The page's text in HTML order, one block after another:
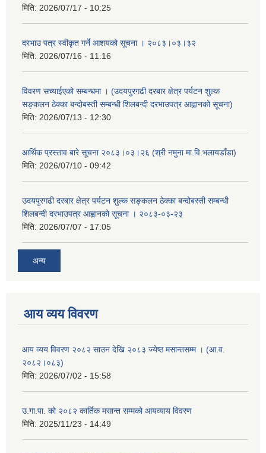
मिति: 2026/07/17 - 10:25
दरभाउ पत्र स्वीकृत गर्ने आशयको सूचना । २०८३।०३।३२
मिति: 2026/07/16 - 11:16
विवरण सच्याईएको सम्बन्धमा । (उदयपुरगढी दरबार क्षेत्र पर्यटन शुल्क
सङ्कलन ठेक्का बन्दोबस्ती सम्बन्धी शिलबन्दी दरभाउपत्र आह्वानको सूचना)
मिति: 2026/07/13 - 12:30
आर्थिक प्रस्ताव बारे सूचना २०८३।०३।२६ (श्री नमुना मा.वि.भलायडाँडा)
मिति: 2026/07/10 - 09:42
उदयपुरगढी दरबार क्षेत्र पर्यटन शुल्क सङ्कलन ठेक्का बन्दोबस्ती सम्बन्धी
शिलबन्दी दरभाउपत्र आह्वानको सूचना । २०८३-०३-२३
मिति: 2026/07/07 - 17:05
अन्य
आय व्यय विवरण
आय व्यय विवरण २०८२ साउन देखि २०८३ ज्येष्ठ मसान्तसम्म । (आ.व.
२०८२।०८३)
मिति: 2026/07/02 - 15:58
उ.गा.पा. को २०८२ कार्तिक मसान्त सम्मको आयव्याय विवरण
मिति: 2025/11/23 - 14:49